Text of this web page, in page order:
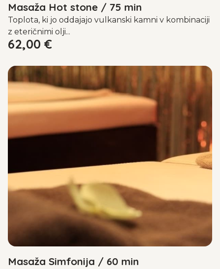
Masaža Hot stone / 75 min
Toplota, ki jo oddajajo vulkanski kamni v kombinaciji
z eteričnimi olji...
62,00 €
Masaža Simfonija / 60 min